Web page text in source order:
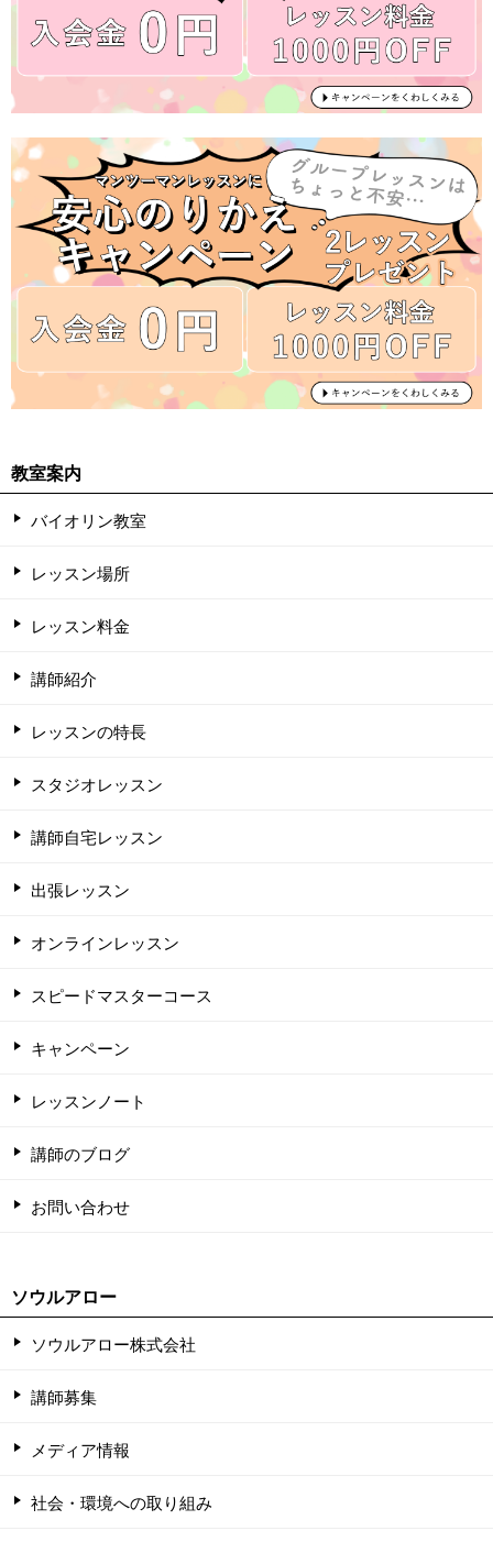
教室案内
バイオリン教室
レッスン場所
レッスン料金
講師紹介
レッスンの特長
スタジオレッスン
講師自宅レッスン
出張レッスン
オンラインレッスン
スピードマスターコース
キャンペーン
レッスンノート
講師のブログ
お問い合わせ
ソウルアロー
ソウルアロー株式会社
講師募集
メディア情報
社会・環境への取り組み